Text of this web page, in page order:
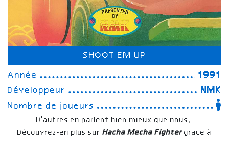
SHOOT EM UP
Année
1991
Développeur
NMK
Nombre de joueurs
D'autres en parlent bien mieux que nous,
Découvrez-en plus sur Hacha Mecha Fightergrace à